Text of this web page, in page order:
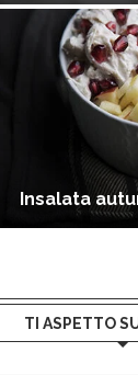
Insalata
TI ASPETTO